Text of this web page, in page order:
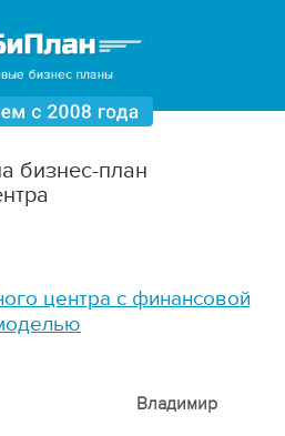
бизнес-план
центра с финансовой
Владимир